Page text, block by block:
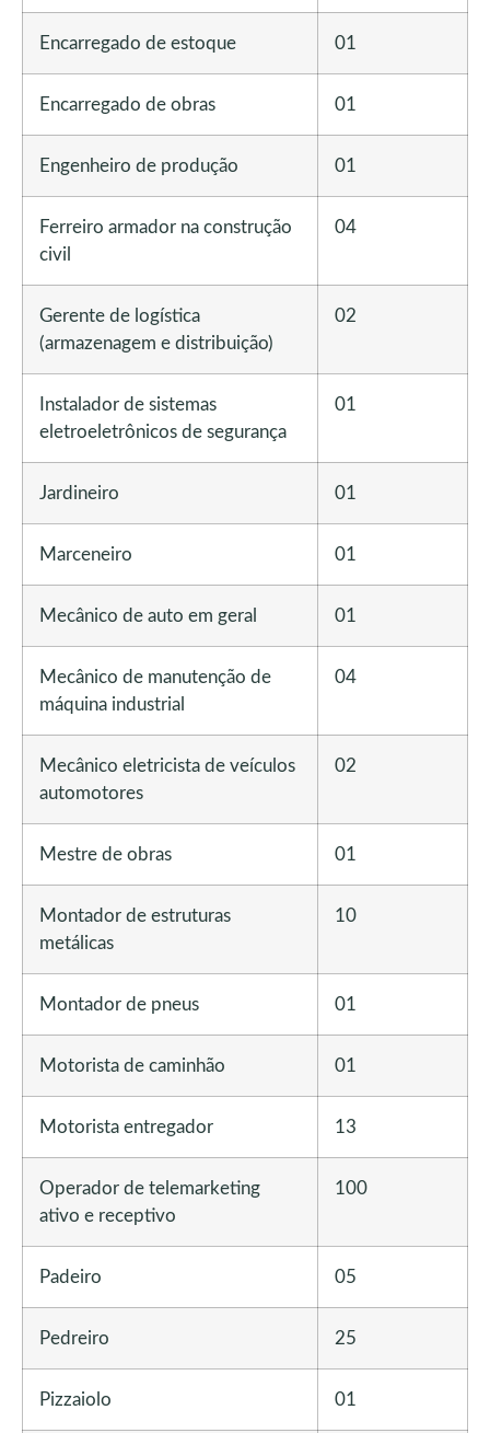
Encarregado de estoque 01
Encarregado de obras 01
Engenheiro de produção 01
Ferreiro armador na construção
civil
04
Gerente de logística
(armazenagem e distribuição)
02
Instalador de sistemas
eletroeletrônicos de segurança
01
Jardineiro 01
Marceneiro 01
Mecânico de auto em geral 01
Mecânico de manutenção de
máquina industrial
04
Mecânico eletricista de veículos
automotores
02
Mestre de obras 01
Montador de estruturas
metálicas
10
Montador de pneus 01
Motorista de caminhão 01
Motorista entregador 13
Operador de telemarketing
ativo e receptivo
100
Padeiro 05
Pedreiro 25
Pizzaiolo 01